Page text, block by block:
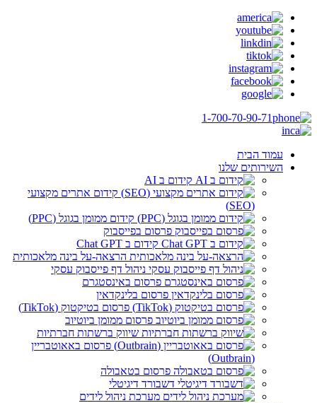
1-700-70-90-71
עמוד הבית
השירותים שלנו
קידום ב AI
קידום אתרים מקצועי
(SEO)
קידום ממומן בגוגל (PPC)
פרסום בפייסבוק
קידום ב Chat GPT
הרצאה-על בינה מלאכותית
ניהול דף פייסבוק עסקי
פרסום באינסטגרם
פרסום בלינקדאין
פרסום בטיקטוק (TikTok)
פרסום ממומן ביוטיוב
שיווק ברשתות חברתיות
פרסום באאוטבריין
(Outbrain)
פרסום בטאבולה
דשבורד דיגיטלי
מערכת ניהול לידים